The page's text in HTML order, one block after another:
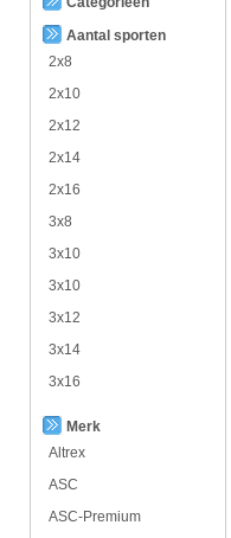
Aantal sporten
2x8
2x10
2x12
2x14
2x16
3x8
3x10
3x10
3x12
3x14
3x16
Merk
Altrex
ASC
ASC-Premium